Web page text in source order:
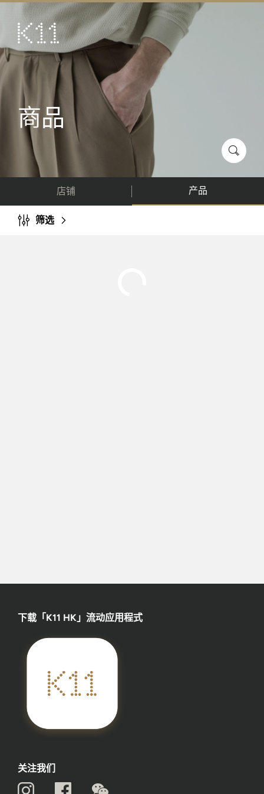
艺术及文化
店铺
美馔
活动
优惠及推广
关于
商品
店铺 产品
筛选
下载「K11 HK」流动应用程式
关注我们